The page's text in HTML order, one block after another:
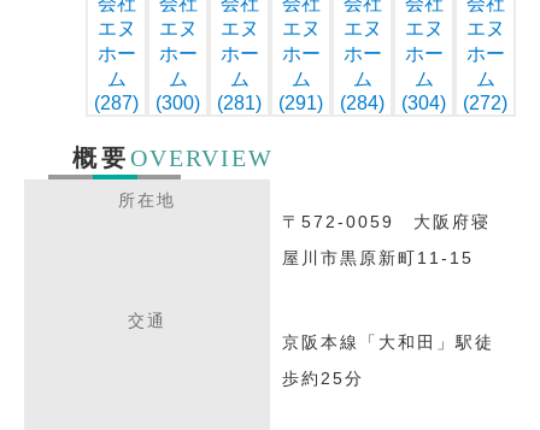
概要OVERVIEW
所在地
〒572-0059 大阪府寝
屋川市黒原新町11-15
交通
京阪本線「大和田」駅徒
歩約25分